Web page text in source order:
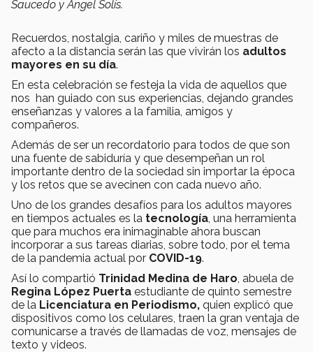
Saucedo y Ángel Solís.
Recuerdos, nostalgia, cariño y miles de muestras de
afecto a la distancia serán las que vivirán los adultos
mayores en su día.
En esta celebración se festeja la vida de aquellos que
nos han guiado con sus experiencias, dejando grandes
enseñanzas y valores a la familia, amigos y
compañeros.
Además de ser un recordatorio para todos de que son
una fuente de sabiduría y que desempeñan un rol
importante dentro de la sociedad sin importar la época
y los retos que se avecinen con cada nuevo año.
Uno de los grandes desafíos para los adultos mayores
en tiempos actuales es la tecnología , una herramienta
que para muchos era inimaginable ahora buscan
incorporar a sus tareas diarias, sobre todo, por el tema
de la pandemia actual por COVID-19.
Así lo compartió Trinidad Medina de Haro , abuela de
Regina López Puerta estudiante de quinto semestre
de la Licenciatura en Periodismo, quien explicó que
dispositivos como los celulares, traen la gran ventaja de
comunicarse a través de llamadas de voz, mensajes de
texto y videos.